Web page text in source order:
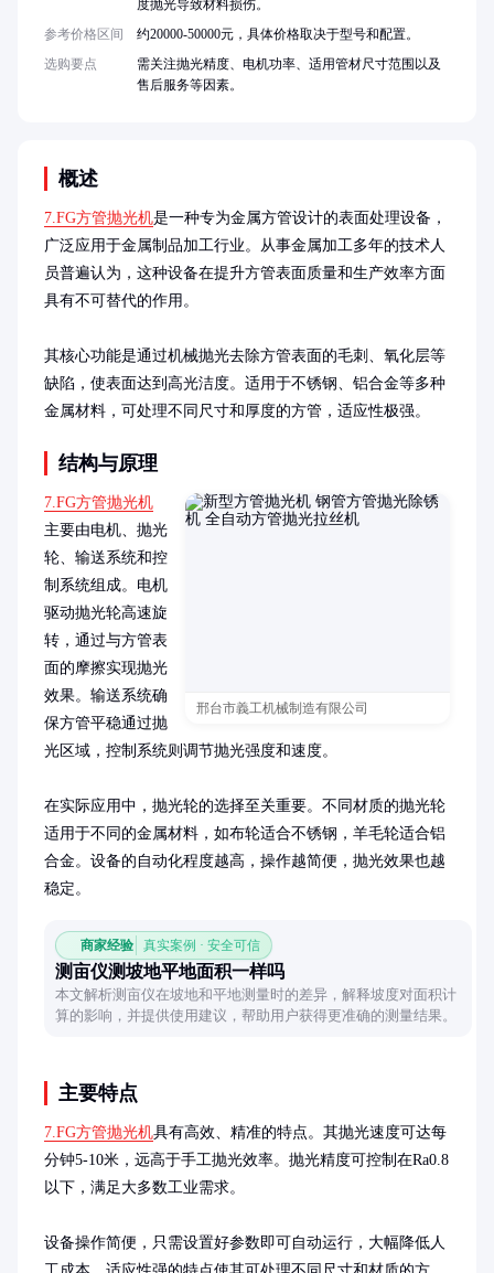
概述
7.FG方管抛光机是一种专为金属方管设计的表面处理设备，
广泛应用于金属制品加工行业。从事金属加工多年的技术人
员普遍认为，这种设备在提升方管表面质量和生产效率方面
具有不可替代的作用。
其核心功能是通过机械抛光去除方管表面的毛刺、氧化层等
缺陷，使表面达到高光洁度。适用于不锈钢、铝合金等多种
金属材料，可处理不同尺寸和厚度的方管，适应性极强。
结构与原理
邢台市義工机械制造有限公司
7.FG方管抛光机
主要由电机、抛光
轮、输送系统和控
制系统组成。电机
驱动抛光轮高速旋
转，通过与方管表
面的摩擦实现抛光
效果。输送系统确
保方管平稳通过抛
光区域，控制系统则调节抛光强度和速度。
在实际应用中，抛光轮的选择至关重要。不同材质的抛光轮
适用于不同的金属材料，如布轮适合不锈钢，羊毛轮适合铝
合金。设备的自动化程度越高，操作越简便，抛光效果也越
稳定。
商家经验 真实案例 · 安全可信
测亩仪测坡地平地面积一样吗
本文解析测亩仪在坡地和平地测量时的差异，解释坡度对面积计
算的影响，并提供使用建议，帮助用户获得更准确的测量结果。
主要特点
7.FG方管抛光机具有高效、精准的特点。其抛光速度可达每
分钟5-10米，远高于手工抛光效率。抛光精度可控制在Ra0.8
以下，满足大多数工业需求。
设备操作简便，只需设置好参数即可自动运行，大幅降低人
度抛光导致材料损伤。
参考价格区间
约20000-50000元，具体价格取决于型号和配置。
选购要点
需关注抛光精度、电机功率、适用管材尺寸范围以及
售后服务等因素。